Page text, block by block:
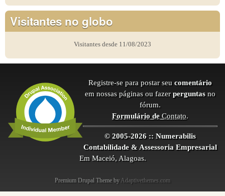
Visitantes no globo
Visitantes desde 11/08/2023
Registre-se para postar seu comentário
em nossas páginas ou fazer perguntas no
fórum.
Formulário deContato.
© 2005-2026 :: Numerabilis
Contabilidade & Assessoria Empresarial
Em Maceió, Alagoas.
Premium Drupal Theme by Adaptivethemes.com